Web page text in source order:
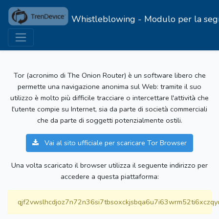
Whistleblowing - Modulo per la
Tor (acronimo di The Onion Router) è un software libero che
permette una navigazione anonima sul Web: tramite il suo
utilizzo è molto più difficile tracciare o intercettare l'attività che
l'utente compie su Internet, sia da parte di società commerciali
che da parte di soggetti potenzialmente ostili.
Vai al sito ufficiale per scaricare Tor Browser
Una volta scaricato il browser utilizza il seguente indirizzo per
accedere a questa piattaforma: